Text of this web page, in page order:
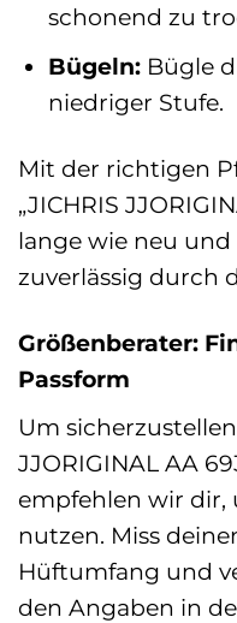
schonend zu
Bügeln:Bügle
niedriger Stufe.
Mit der richtigen
„JICHRIS
lange wie neu
zuverlässig durch
Größenberater:
Passform
Um
JJORIGINAL AA
empfehlen wir dir,
nutzen. Miss
Hüftumfang und
den Angaben in